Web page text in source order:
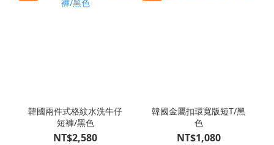
韓國兩件式格紋水洗牛仔
短褲/黑色
NT$2,580
韓國金屬扣環寬版短T/黑
色
NT$1,080